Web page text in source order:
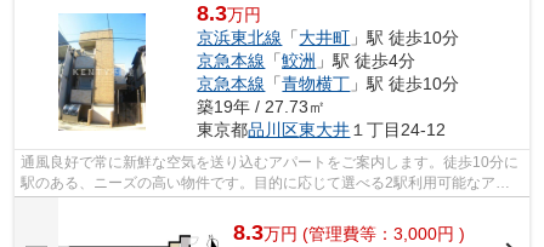
8.3万円
京浜東北線 「大井町 」駅 徒歩10分
京急本線 「鮫洲 」駅 徒歩4分
京急本線 「青物横丁 」駅 徒歩10分
築19年 / 27.73㎡
東京都品川区東大井１丁目24-12
通風良好で常に新鮮な空気を送り込むアパートをご案内します。徒歩10分に
駅のある、ニーズの高い物件です。目的に応じて選べる2駅利用可能なアパ
8.3万円 (管理費等：3,000円 )